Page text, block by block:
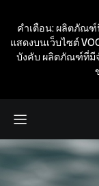
คำเตือน: ผลิตภัณ
แสดงบนเว็บไซต์
บังคับ ผลิตภัณฑ์ที่มี